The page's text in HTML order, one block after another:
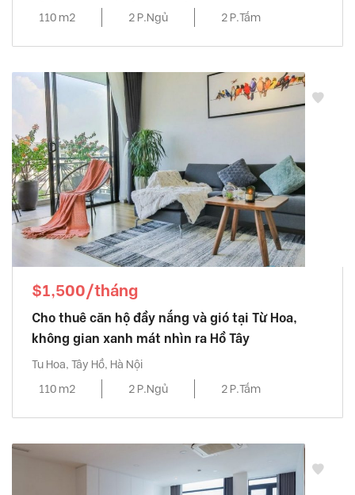
110 m2
2 P.Ngủ 2 P.Tắm
$1,500/tháng
Cho thuê căn hộ đầy nắng và gió tại Từ Hoa,
không gian xanh mát nhìn ra Hồ Tây
Tu Hoa, Tây Hồ, Hà Nội
110 m2
2 P.Ngủ 2 P.Tắm